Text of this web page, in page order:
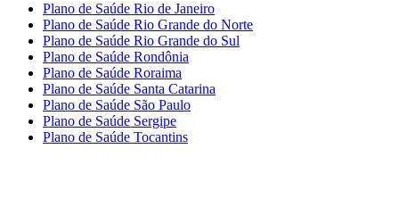
Plano de Saúde Rio de Janeiro
Plano de Saúde Rio Grande do Norte
Plano de Saúde Rio Grande do Sul
Plano de Saúde Rondônia
Plano de Saúde Roraima
Plano de Saúde Santa Catarina
Plano de Saúde São Paulo
Plano de Saúde Sergipe
Plano de Saúde Tocantins